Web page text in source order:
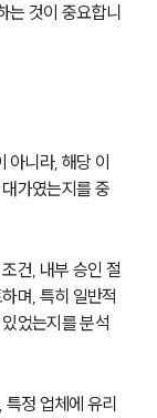
는 것이 중요합니
니라, 해당 이
가였는지를 중
건, 내부 승인 절
며, 특히 일반적
었는지를 분석
정 업체에 유리